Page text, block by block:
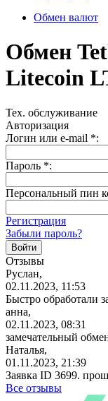
Обмен валют
Обмен
Litecoin
Тех. обслуживание
Авторизация
Логин или e-mail *:
Пароль *:
Персональный пин
Регистрация
Забыли пароль?
Отзывы
Руслан,
02.11.2023, 11:53
Быстро обработали
анна,
02.11.2023, 08:31
замечательный
Наталья,
01.11.2023, 21:39
Заявка ID 3699.
Все отзывы